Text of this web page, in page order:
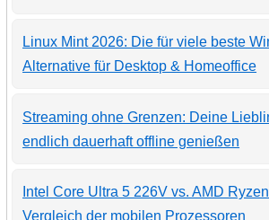
Linux Mint 2026: Die für viele beste
Alternative für Desktop & Homeoffice
Streaming ohne Grenzen: Deine
endlich dauerhaft offline genießen
Intel Core Ultra 5 226V vs. AMD
Vergleich der mobilen Prozessoren